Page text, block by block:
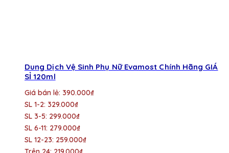
Dung Dịch Vệ Sinh Phụ Nữ Evamost Chính Hãng GIÁ
SỈ 120ml
Giá bán lẻ: 390.000₫
SL 1-2: 329.000₫
SL 3-5: 299.000₫
SL 6-11: 279.000₫
SL 12-23: 259.000₫